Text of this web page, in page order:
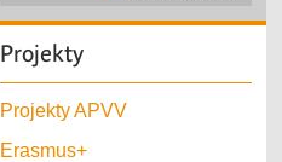
Projekty
Projekty APVV
Erasmus+